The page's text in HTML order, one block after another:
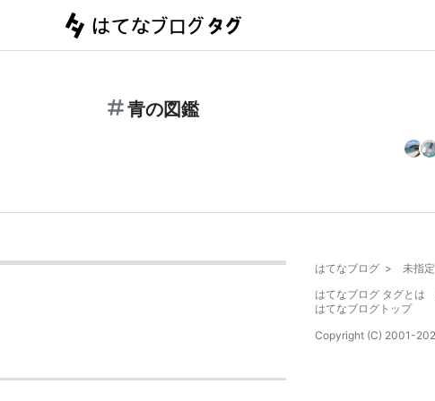
青の図鑑
はてなブログ > 未指定
はてなブログ タグとは
はてなブログトップ
Copyright (C) 2001-